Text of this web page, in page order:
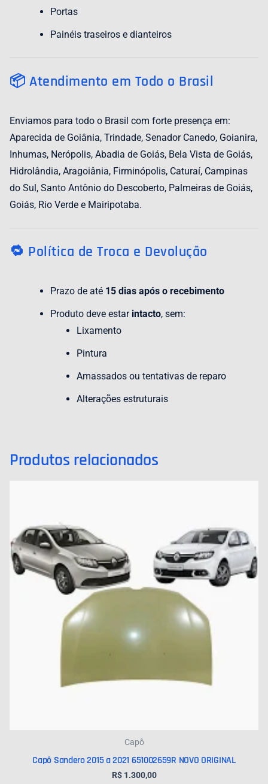
Portas
Painéis traseiros e dianteiros
📦 Atendimento em Todo o Brasil
Enviamos para todo o Brasil com forte presença em:
Aparecida de Goiânia, Trindade, Senador Canedo, Goianira,
Inhumas, Nerópolis, Abadia de Goiás, Bela Vista de Goiás,
Hidrolândia, Aragoiânia, Firminópolis, Caturaí, Campinas
do Sul, Santo Antônio do Descoberto, Palmeiras de Goiás,
Goiás, Rio Verde e Mairipotaba.
🔁 Política de Troca e Devolução
Prazo de até 15 dias após o recebimento
Produto deve estar intacto, sem:
Lixamento
Pintura
Amassados ou tentativas de reparo
Alterações estruturais
Produtos relacionados
Capô
Capô Sandero 2015 a 2021 651002659R NOVO ORIGINAL
R$1.300,00